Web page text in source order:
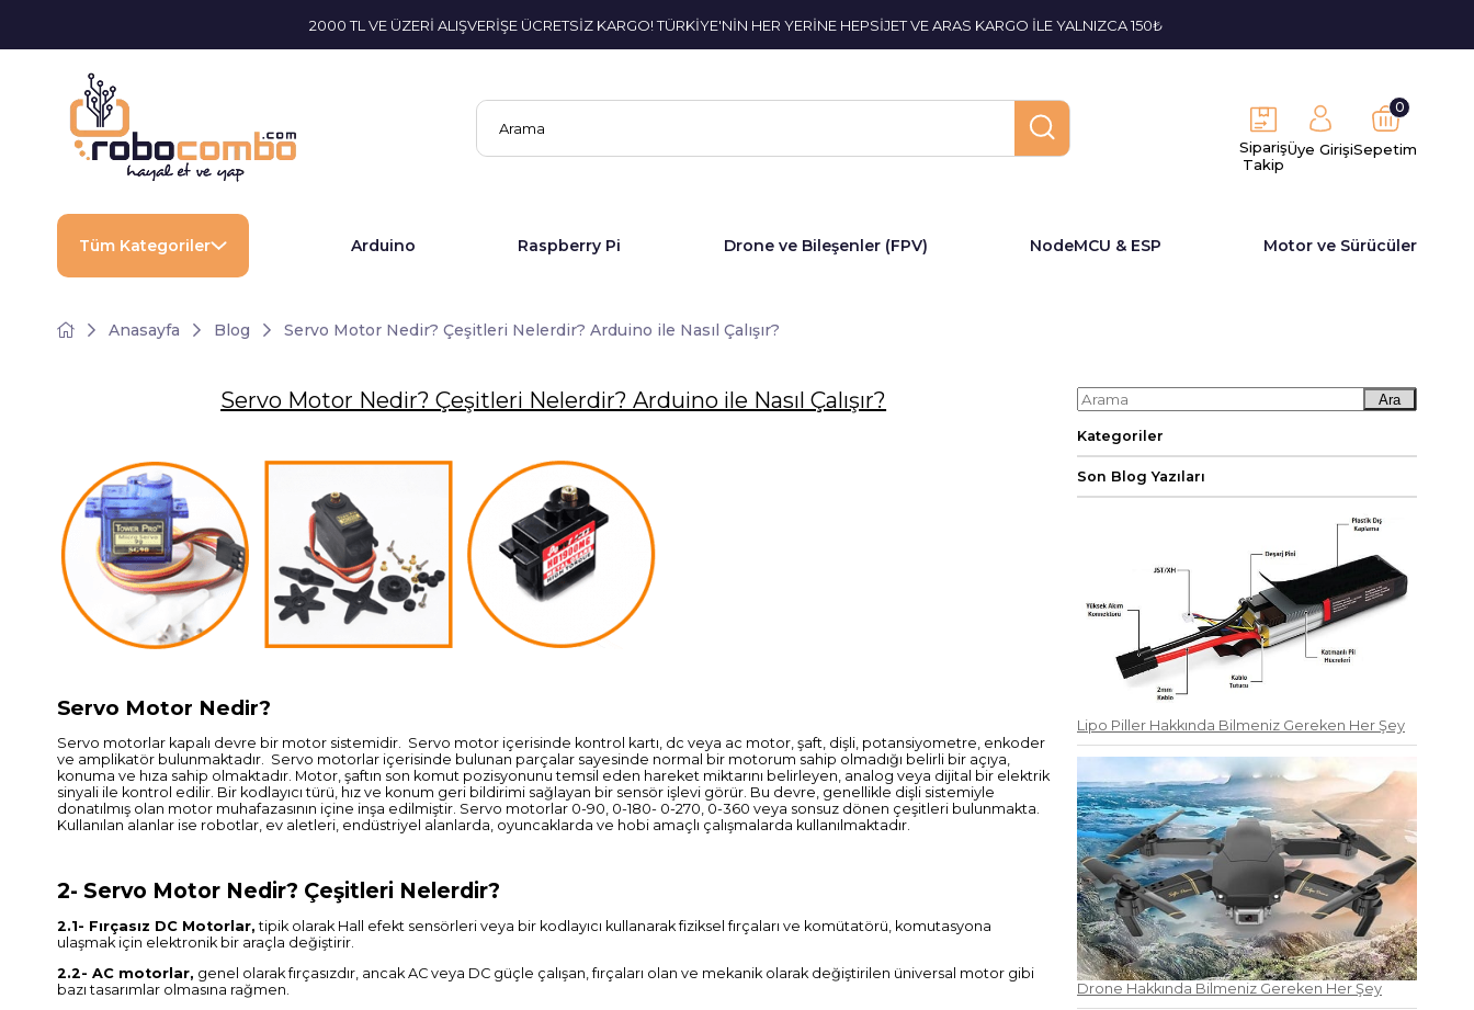
2000 TL VE ÜZERİ ALIŞVERİŞE ÜCRETSİZ KARGO! TÜRKİYE'NİN HER YERİNE HEPSİJET VE ARAS KARGO İLE YALNIZCA 150₺
Sipariş
Takip
Üye GirişiSepetim
0
Tüm Kategoriler Arduino Raspberry Pi Drone ve Bileşenler (FPV) NodeMCU & ESP Motor ve Sürücüler
Anasayfa Blog Servo Motor Nedir? Çeşitleri Nelerdir? Arduino ile Nasıl Çalışır?
Servo Motor Nedir? Çeşitleri Nelerdir? Arduino ile Nasıl Çalışır?
Servo Motor Nedir?
Servo motorlar kapalı devre bir motor sistemidir. Servo motor içerisinde kontrol kartı, dc veya ac motor, şaft, dişli, potansiyometre, enkoder
ve amplikatör bulunmaktadır. Servo motorlar içerisinde bulunan parçalar sayesinde normal bir motorum sahip olmadığı belirli bir açıya,
konuma ve hıza sahip olmaktadır. Motor, şaftın son komut pozisyonunu temsil eden hareket miktarını belirleyen, analog veya dijital bir elektrik
sinyali ile kontrol edilir. Bir kodlayıcı türü, hız ve konum geri bildirimi sağlayan bir sensör işlevi görür. Bu devre, genellikle dişli sistemiyle
donatılmış olan motor muhafazasının içine inşa edilmiştir. Servo motorlar 0-90, 0-180- 0-270, 0-360 veya sonsuz dönen çeşitleri bulunmakta.
Kullanılan alanlar ise robotlar, ev aletleri, endüstriyel alanlarda, oyuncaklarda ve hobi amaçlı çalışmalarda kullanılmaktadır.
2- Servo Motor Nedir? Çeşitleri Nelerdir?
2.1- Fırçasız DC Motorlar, tipik olarak Hall efekt sensörleri veya bir kodlayıcı kullanarak fiziksel fırçaları ve komütatörü, komutasyona
ulaşmak için elektronik bir araçla değiştirir.
2.2- AC motorlar, genel olarak fırçasızdır, ancak AC veya DC güçle çalışan, fırçaları olan ve mekanik olarak değiştirilen üniversal motor gibi
bazı tasarımlar olmasına rağmen.
Ara
Kategoriler
Son Blog Yazıları
Lipo Piller Hakkında Bilmeniz Gereken Her Şey
Drone Hakkında Bilmeniz Gereken Her Şey